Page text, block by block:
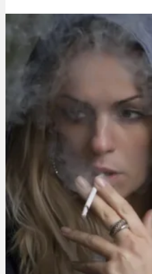
Thibaut Parent
13 mars 2019